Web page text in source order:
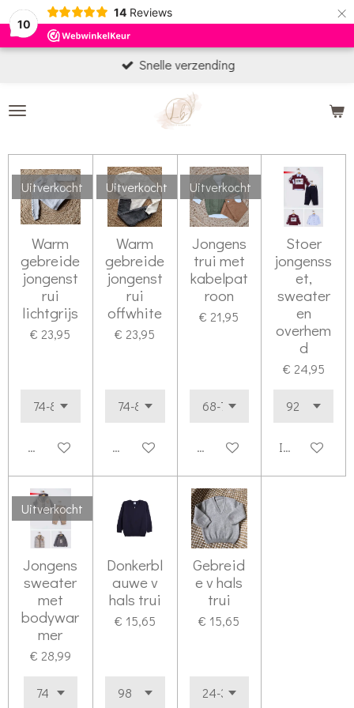
10
14 Reviews ×
Snelle verzending
Uitverkocht
Warm
gebreide
jongenst
rui
lichtgrijs
€ 23,95
Houd mij op de hoogte
Uitverkocht
Warm
gebreide
jongenst
rui
offwhite
€ 23,95
Houd mij op de hoogte
Uitverkocht
Jongens
trui met
kabelpat
roon
€ 21,95
Houd mij op de hoogte
Stoer
jongenss
et,
sweater
en
overhem
d
€ 24,95
In
Uitverkocht
Jongens
sweater
met
bodywar
mer
€ 28,99
Donkerbl
auwe v
hals trui
€ 15,65
Gebreid
e v hals
trui
€ 15,65